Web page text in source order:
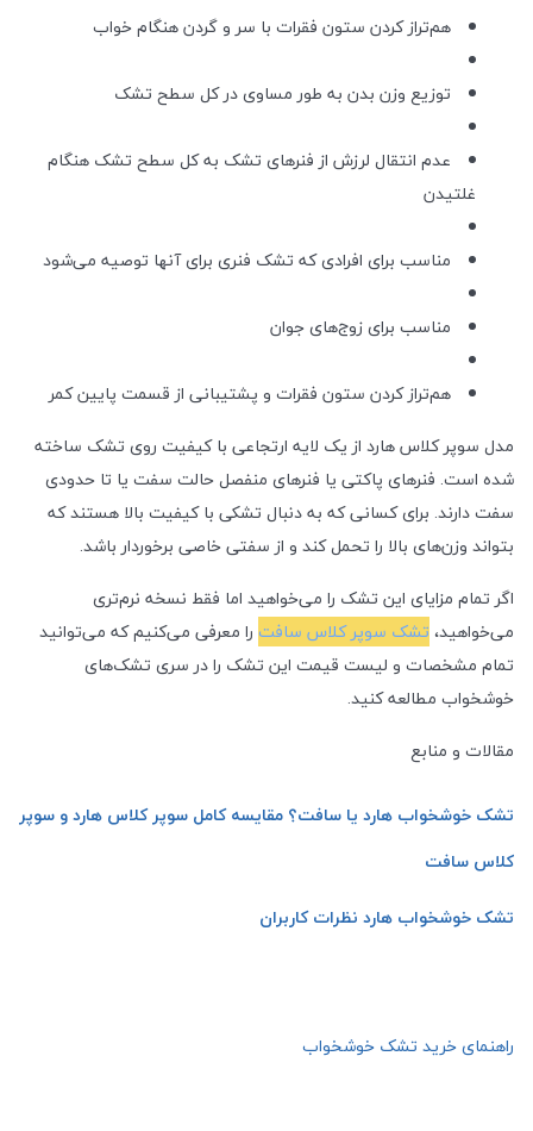
هم‌تراز کردن ستون فقرات با سر و گردن هنگام خواب
توزیع وزن بدن به طور مساوی در کل سطح تشک
عدم انتقال لرزش از فنرهای تشک به کل سطح تشک هنگام
غلتیدن
مناسب برای افرادی که تشک فنری برای آنها توصیه می‌شود
مناسب برای زوج‌های جوان
هم‌تراز کردن ستون فقرات و پشتیبانی از قسمت پایین کمر
مدل سوپر کلاس هارد از یک لایه ارتجاعی با کیفیت روی تشک ساخته
شده است. فنرهای پاکتی یا فنرهای منفصل حالت سفت یا تا حدودی
سفت دارند. برای کسانی که به دنبال تشکی با کیفیت بالا هستند که
بتواند وزن‌های بالا را تحمل کند و از سفتی خاصی برخوردار باشد.
اگر تمام مزایای این تشک را می‌خواهید اما فقط نسخه نرم‌تری
می‌خواهید، تشک سوپر کلاس سافت را معرفی می‌کنیم که می‌توانید
تمام مشخصات و لیست قیمت این تشک را در سری تشک‌های
خوشخواب مطالعه کنید.
مقالات و منابع
تشک خوشخواب هارد یا سافت؟ مقایسه کامل سوپر کلاس هارد و سوپر
کلاس سافت
تشک خوشخواب هارد نظرات کاربران
راهنمای خرید تشک خوشخواب